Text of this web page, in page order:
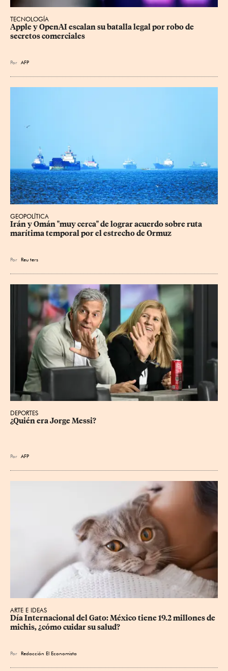
TECNOLOGÍA
Apple y OpenAI escalan su batalla legal por robo de
secretos comerciales
Por AFP
GEOPOLÍTICA
Irán y Omán "muy cerca" de lograr acuerdo sobre ruta
marítima temporal por el estrecho de Ormuz
Por Reu ters
DEPORTES
¿Quién era Jorge Messi?
Por AFP
ARTE E IDEAS
Día Internacional del Gato: México tiene 19.2 millones de
michis, ¿cómo cuidar su salud?
Por Redacción El Economista